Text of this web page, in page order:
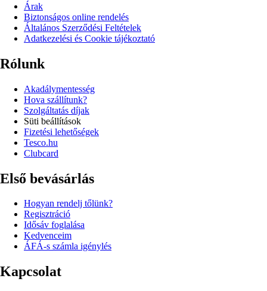
Árak
Biztonságos online rendelés
Általános Szerződési Feltételek
Adatkezelési és Cookie tájékoztató
Rólunk
Akadálymentesség
Hova szállítunk?
Szolgáltatás díjak
Süti beállítások
Fizetési lehetőségek
Tesco.hu
Clubcard
Első bevásárlás
Hogyan rendelj tőlünk?
Regisztráció
Idősáv foglalása
Kedvenceim
ÁFÁ-s számla igénylés
Kapcsolat